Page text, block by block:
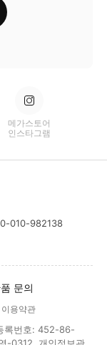
메가스토어
인스타그램
010-982138
문의
이용약관
록번호: 452-86-